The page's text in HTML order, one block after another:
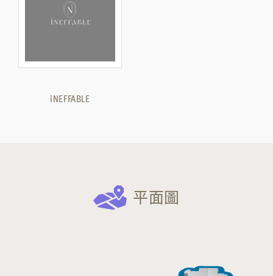
iNEFFABLE
平面圖